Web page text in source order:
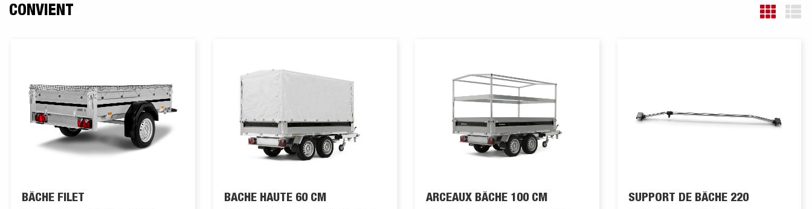
toutes rabattables et facilitent ainsi l'accès au
CONVIENT
BÂCHE FILET BACHE HAUTE 60 CM ARCEAUX BÂCHE 100 CM SUPPORT DE BÂCHE 220